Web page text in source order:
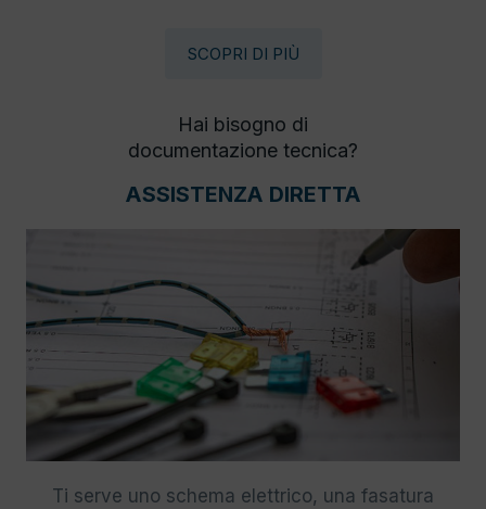
SCOPRI DI PIÙ
Hai bisogno di
documentazione tecnica?
ASSISTENZA DIRETTA
Ti serve uno schema elettrico, una fasatura